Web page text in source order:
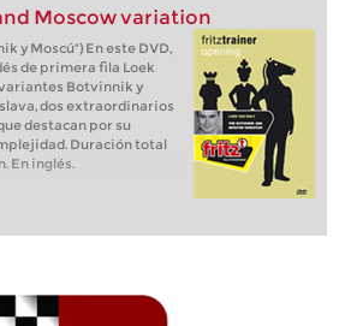
Moscow variation
y Moscú") En este DVD,
de primera fila Loek
Botvinnik y
dos extraordinarios
destacan por su
Duración total
En inglés.